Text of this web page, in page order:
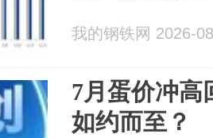
我的钢铁网 2026-
7月蛋价冲高
如约而至？